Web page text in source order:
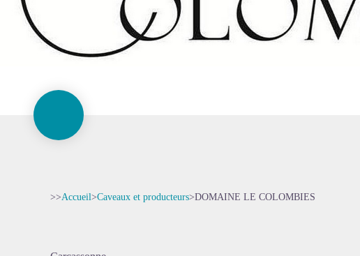
>>Accueil>Caveaux et producteurs>DOMAINE LE COLOMBIES